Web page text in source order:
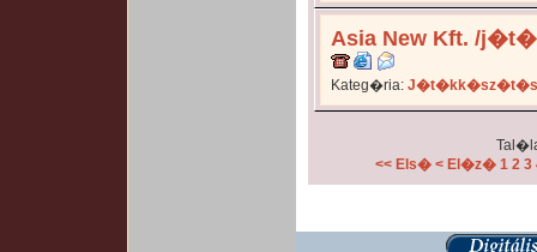
Asia New Kft. /
Kateg�ria: J�t�kk�sz�t�s
<< Els� < El�z� 1 2 3